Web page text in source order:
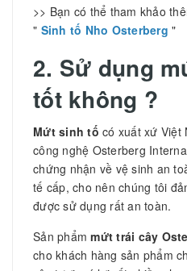
>> Bạn có thể tham khảo
" Sinh tố Nho Osterberg "
2. Sử dụng
tốt không ?
Mứt sinh tố có xuất xứ Việt
công nghệ Osterberg
chứng nhận về vệ sinh an
tế cấp, cho nên chúng tôi
được sử dụng rất an toàn.
Sản phẩmmứt trái cây
cho khách hàng sản phẩm